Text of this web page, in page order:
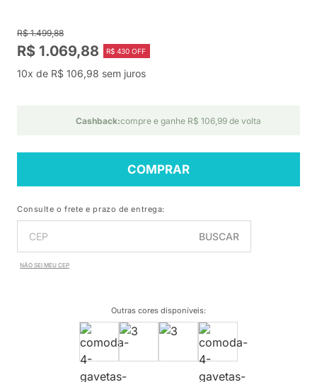
R$ 1.499,88
R$ 1.069,88 R$ 430 OFF
10x de R$ 106,98 sem juros
Cashback:compre e ganhe R$ 106,99 de volta
COMPRAR
Consulte o frete e prazo de entrega:
BUSCAR
NÃO SEI MEU CEP
Outras cores disponíveis: